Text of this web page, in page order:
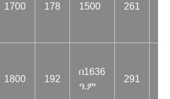
1700 178 1500 261
1800 192
በ1636
ዓ.ም
291